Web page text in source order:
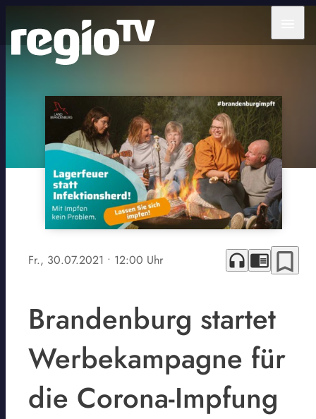
Fr., 30.07.2021 • 12:00 Uhr headphones chrome_reader_mode bookmark_border
Brandenburg startet
Werbekampagne für
die Corona-Impfung